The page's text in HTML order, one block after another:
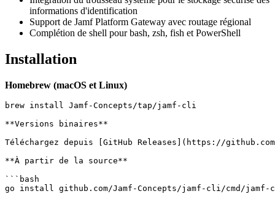
informations d'identification
Support de Jamf Platform Gateway avec routage régional
Complétion de shell pour bash, zsh, fish et PowerShell
Installation
Homebrew (macOS et Linux)
brew install Jamf-Concepts/tap/jamf-cli
**Versions binaires**
Téléchargez depuis [GitHub Releases](https://
**À partir de la source**
```bash
go install github.com/Jamf-Concepts/jamf-cli/cmd/jamf-